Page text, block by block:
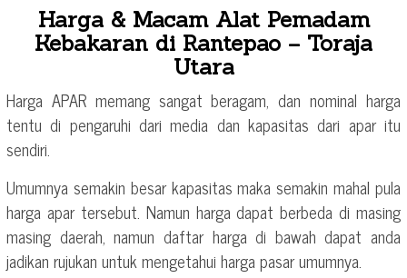
Harga & Macam Alat Pemadam
Kebakaran di Rantepao – Toraja
Utara
Harga APAR memang sangat beragam, dan nominal harga
tentu di pengaruhi dari media dan kapasitas dari apar itu
sendiri.
Umumnya semakin besar kapasitas maka semakin mahal pula
harga apar tersebut. Namun harga dapat berbeda di masing
masing daerah, namun daftar harga di bawah dapat anda
jadikan rujukan untuk mengetahui harga pasar umumnya.